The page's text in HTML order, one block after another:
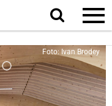
Sök
på
Foto: Ivan Brodey